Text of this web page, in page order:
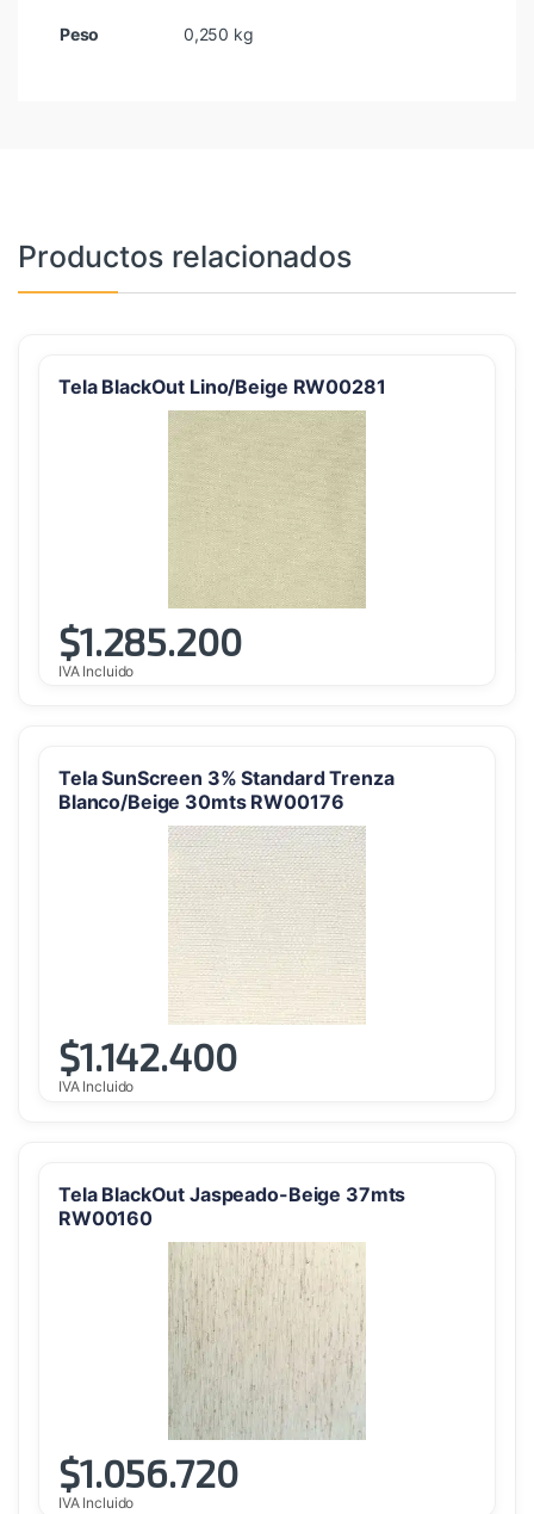
Peso 0,250 kg
Productos relacionados
Tela BlackOut Lino/Beige RW00281
$1.285.200
IVA Incluido
Tela SunScreen 3% Standard Trenza
Blanco/Beige 30mts RW00176
$1.142.400
IVA Incluido
Tela BlackOut Jaspeado-Beige 37mts
RW00160
$1.056.720
IVA Incluido